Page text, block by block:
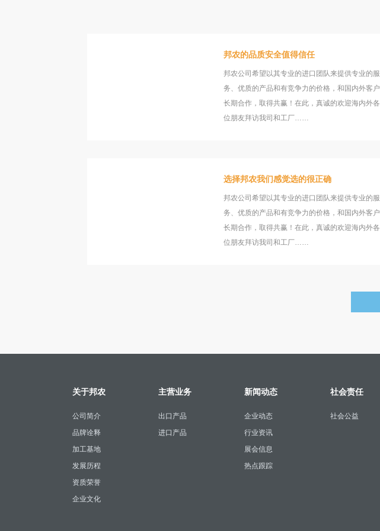
邦农的品质安全值得信任
邦农公司希望以其专业的进口团队来提供专业的服
务、优质的产品和有竞争力的价格，和国内外客户
长期合作，取得共赢！在此，真诚的欢迎海内外各
位朋友拜访我司和工厂……
选择邦农我们感觉选的很正确
邦农公司希望以其专业的进口团队来提供专业的服
务、优质的产品和有竞争力的价格，和国内外客户
长期合作，取得共赢！在此，真诚的欢迎海内外各
位朋友拜访我司和工厂……
关于邦农
公司简介
品牌诠释
加工基地
发展历程
资质荣誉
企业文化
主营业务
出口产品
进口产品
新闻动态
企业动态
行业资讯
展会信息
热点跟踪
社会责任
社会公益